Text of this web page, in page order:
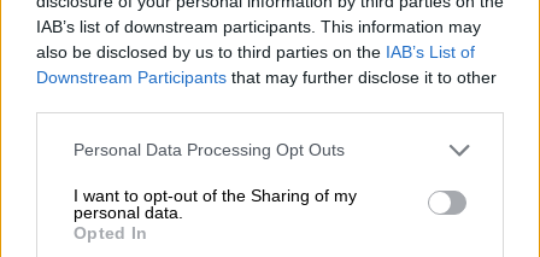
IAB’s list of downstream participants. This information may
also be disclosed by us to third parties on the IAB’s List of
Downstream Participants that may further disclose it to other
Please note that this website/app uses one or more Google
not limited to your visit or usage behaviour. You may click to
grant or deny consent to Google and its third-party tags to
use your data for below specified purposes in below Google
Personal Data Processing Opt Outs
I want to opt-out of the Sharing of my
personal data.
Opted In
pöytäkirjan?